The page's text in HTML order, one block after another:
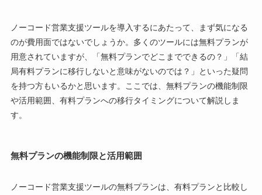
ノーコード営業支援ツールを導入するにあたって、まず気になる
のが費用面ではないでしょうか。多くのツールには無料プランが
用意されていますが、「無料プランでどこまでできるの？」「結
局有料プランに移行しないと意味がないのでは？」といった疑問
を持つ方もいるかと思います。ここでは、無料プランの機能制限
や活用範囲、有料プランへの移行タイミングについて解説しま
す。
無料プランの機能制限と活用範囲
ノーコード営業支援ツールの無料プランは、有料プランと比較し